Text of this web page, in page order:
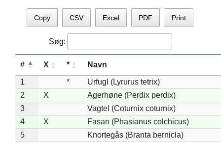
Copy CSV Excel PDF Print
Søg:
# X * Navn
1 *
Urfugl (Lyrurus tetrix)
2
X
Agerhøne (Perdix perdix)
3
Vagtel (Coturnix coturnix)
4
X
Fasan (Phasianus colchicus)
5
Knortegås (Branta bernicla)